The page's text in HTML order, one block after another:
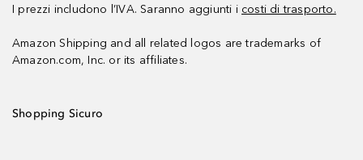
I prezzi includono l’IVA. Saranno aggiunti i costi di trasporto.
Amazon Shipping and all related logos are trademarks of
Amazon.com, Inc. or its affiliates.
Shopping Sicuro